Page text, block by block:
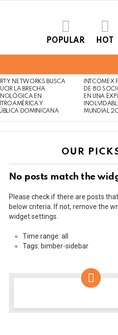
POPULAR HOT
NETWORKS BUSCA
LA BRECHA
EN
Y
DOMINICANA
INTCOMEX
DE 80
EN UNA
MUNDIAL
OUR
No posts match the
Please check if there are posts
below criteria. If not, remove the
widget settings.
Time range: all
Tags: bimber-sidebar